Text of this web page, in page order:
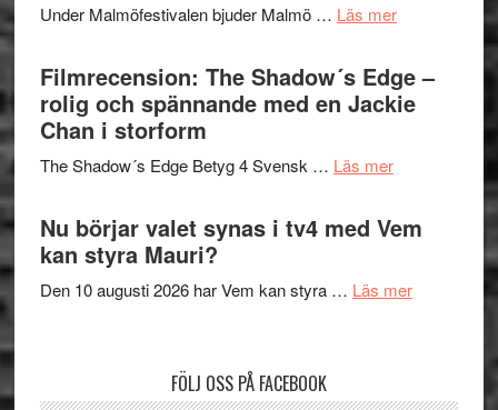
Pöntinen
avslutar
Scensommar
Under Malmöfestivalen bjuder Malmö … Läs merom
in
till
och
Filmrecension: The Shadow´s Edge –
rolig och spännande med en Jackie
Chan i storform
The Shadow´s Edge Betyg 4 Svensk … Läs merom
Shadow
Edge
spännande
Nu börjar valet synas i tv4 med Vem
kan styra Mauri?
Den 10 augusti 2026 har Vem kan styra … Läs merom
FÖLJ OSS PÅ FACEBOOK